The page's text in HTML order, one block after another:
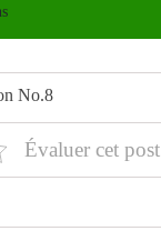
No.8
Évaluer cet post